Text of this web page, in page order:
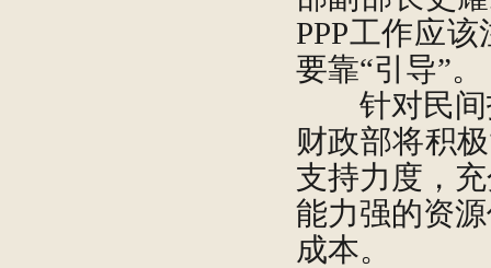
PPP工作应
要靠“引导”。
针对民间
财政部将积
支持力度，
能力强的资
成本。